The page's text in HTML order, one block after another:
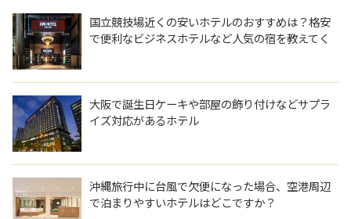
国立競技場近くの安いホテルのおすすめは？格安
で便利なビジネスホテルなど人気の宿を教えてく
大阪で誕生日ケーキや部屋の飾り付けなどサプラ
イズ対応があるホテル
沖縄旅行中に台風で欠便になった場合、空港周辺
で泊まりやすいホテルはどこですか？